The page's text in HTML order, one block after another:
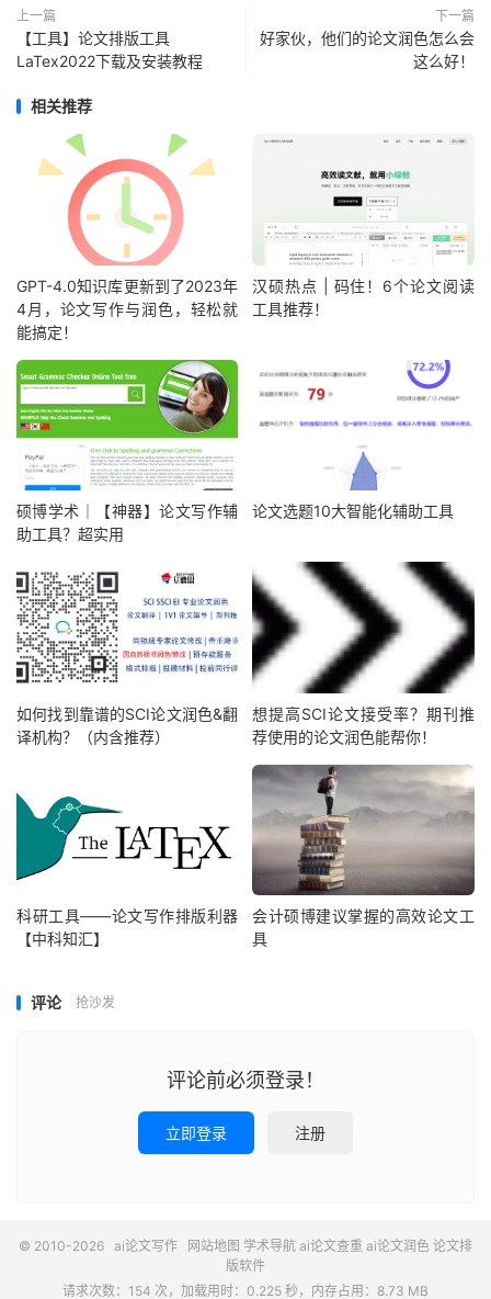
上一篇
【工具】论文排版工具
LaTex2022下载及安装教程
下一篇
好家伙，他们的论文润色怎么会
这么好！
相关推荐
GPT-4.0知识库更新到了2023年
4月，论文写作与润色，轻松就
能搞定！
汉硕热点 | 码住！6个论文阅读
工具推荐！
硕博学术｜【神器】论文写作辅
助工具？超实用
论文选题10大智能化辅助工具
如何找到靠谱的SCI论文润色&翻
译机构？（内含推荐）
想提高SCI论文接受率？期刊推
荐使用的论文润色能帮你！
科研工具——论文写作排版利器
【中科知汇】
会计硕博建议掌握的高效论文工
具
评论 抢沙发
评论前必须登录！
立即登录 注册
© 2010-2026 ai论文写作 网站地图 学术导航 ai论文查重 ai论文润色 论文排
版软件
请求次数：154 次，加载用时：0.225 秒，内存占用：8.73 MB